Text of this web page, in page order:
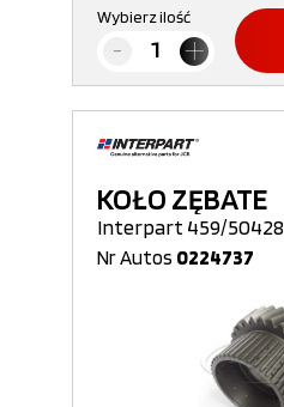
Wybierz ilość
KOŁO ZĘBATE
Interpart 459/50428
Nr Autos 0224737